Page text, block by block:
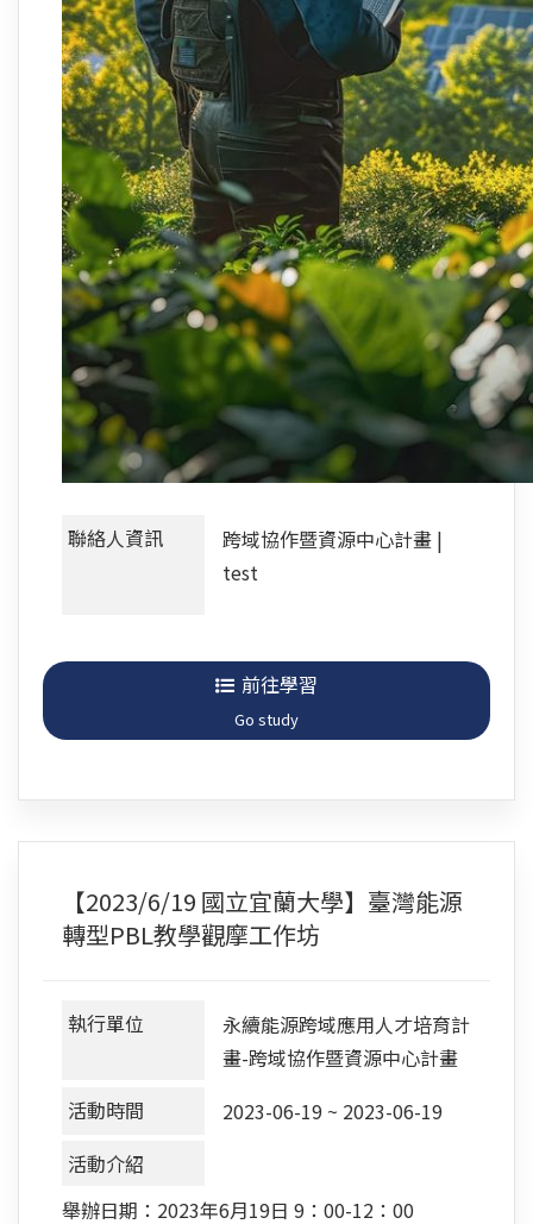
聯絡人資訊
跨域協作暨資源中心計畫 |
test
前往學習
Go study
【2023/6/19 國立宜蘭大學】臺灣能源
轉型PBL教學觀摩工作坊
執行單位
永續能源跨域應用人才培育計
畫-跨域協作暨資源中心計畫
活動時間
2023-06-19 ~ 2023-06-19
活動介紹
舉辦日期：2023年6月19日 9：00-12：00